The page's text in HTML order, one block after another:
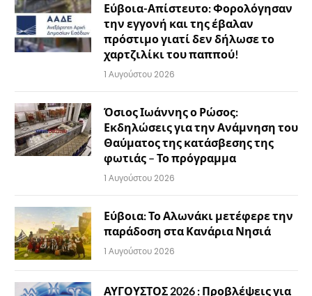
Εύβοια-Απίστευτο: Φορολόγησαν
την εγγονή και της έβαλαν
πρόστιμο γιατί δεν δήλωσε το
χαρτζιλίκι του παππού!
1 Αυγούστου 2026
Όσιος Ιωάννης ο Ρώσος:
Εκδηλώσεις για την Ανάμνηση του
Θαύματος της κατάσβεσης της
φωτιάς – Το πρόγραμμα
1 Αυγούστου 2026
Εύβοια: Το Αλωνάκι μετέφερε την
παράδοση στα Κανάρια Νησιά
1 Αυγούστου 2026
ΑΥΓΟΥΣΤΟΣ 2026 : Προβλέψεις για